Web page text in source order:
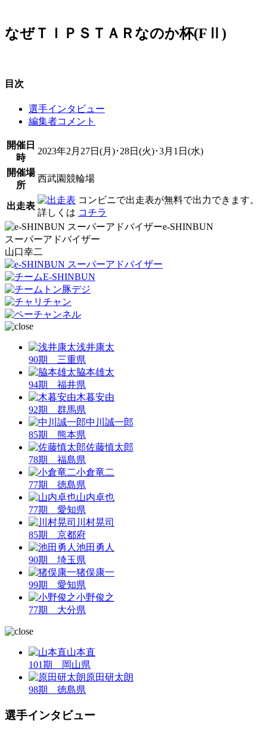
なぜＴＩＰＳＴＡＲなのか杯(FⅡ)
目次
選手インタビュー
編集者コメント
開催日
時
2023年2月27日(月)･28日(火)･3月1日(水)
開催場
所
西武園競輪場
出走表
コンビニで出走表が無料で出力できます。
詳しくは コチラ
e-SHINBUN
スーパーアドバイザー
山口幸二
浅井康太
90期 三重県
脇本雄太
94期 福井県
木暮安由
92期 群馬県
中川誠一郎
85期 熊本県
佐藤慎太郎
78期 福島県
小倉竜二
77期 徳島県
山内卓也
77期 愛知県
川村晃司
85期 京都府
池田勇人
90期 埼玉県
猪俣康一
99期 愛知県
小野俊之
77期 大分県
山本直
101期 岡山県
原田研太朗
98期 徳島県
選手インタビュー